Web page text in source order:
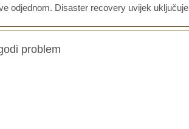
odjednom. Disaster recovery uvijek uključuje
problem